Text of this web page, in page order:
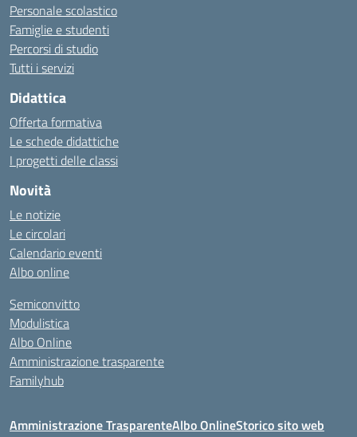
Personale scolastico
Famiglie e studenti
Percorsi di studio
Tutti i servizi
Didattica
Offerta formativa
Le schede didattiche
I progetti delle classi
Novità
Le notizie
Le circolari
Calendario eventi
Albo online
Semiconvitto
Modulistica
Albo Online
Amministrazione trasparente
Familyhub
Amministrazione TrasparenteAlbo OnlineStorico sito web